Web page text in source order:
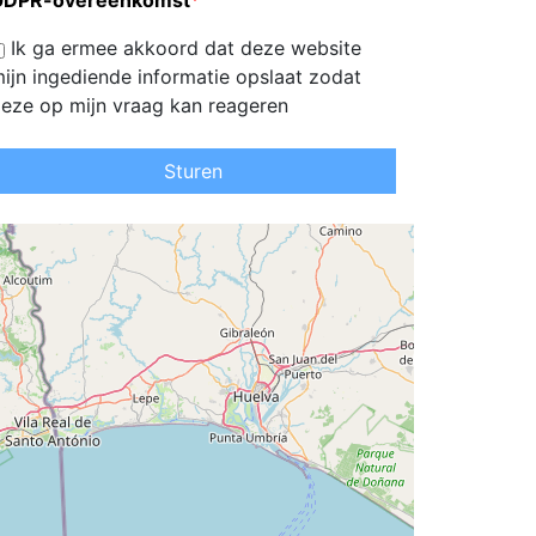
Ik ga ermee akkoord dat deze website
ingediende informatie opslaat zodat
op mijn vraag kan reageren
Sturen